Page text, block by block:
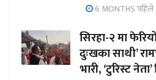
6 MONTHS पहिले
सिरहा-२ मा
दुःखका साथी’
भारी, ‘टुरिस्ट